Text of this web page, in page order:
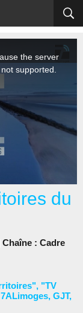
du
Chaîne : Cadre
, "TV
7ALimoges, GJT,